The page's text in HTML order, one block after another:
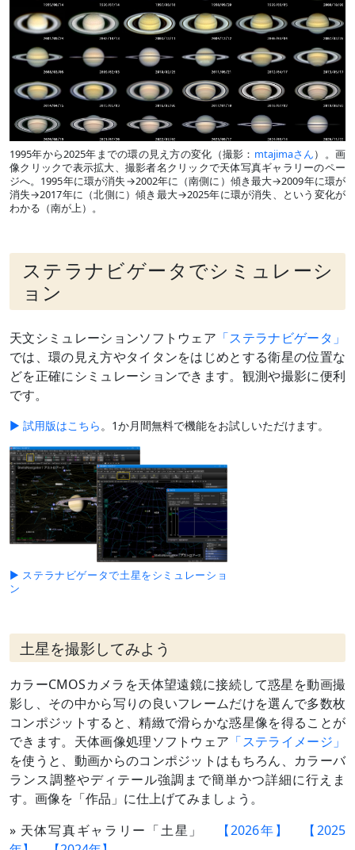
1995年から2025年までの環の見え方の変化（撮影： mtajimaさん）。画
像クリックで表示拡大、撮影者名クリックで天体写真ギャラリーのペー
ジへ。1995年に環が消失→2002年に（南側に）傾き最大→2009年に環が
消失→2017年に（北側に）傾き最大→2025年に環が消失、という変化が
わかる（南が上）。
ステラナビゲータでシミュレーシ
ョン
天文シミュレーションソフトウェア 「ステラナビゲータ」
では、環の見え方やタイタンをはじめとする衛星の位置な
どを正確にシミュレーションできます。観測や撮影に便利
です。
▶ 試用版はこちら 。1か月間無料で機能をお試しいただけます。
▶ ステラナビゲータで土星をシミュレーショ
ン
土星を撮影してみよう
カラーCMOSカメラを天体望遠鏡に接続して惑星を動画撮
影し、その中から写りの良いフレームだけを選んで多数枚
コンポジットすると、精緻で滑らかな惑星像を得ることが
できます。天体画像処理ソフトウェア 「ステライメージ」
を使うと、動画からのコンポジットはもちろん、カラーバ
ランス調整やディテール強調まで簡単かつ詳細に行えま
す。画像を「作品」に仕上げてみましょう。
» 天体写真ギャラリー「土星」
【2026年】
【2025